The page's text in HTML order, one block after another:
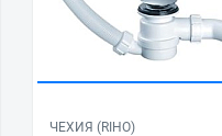
ЧЕХИЯ (RIHO)